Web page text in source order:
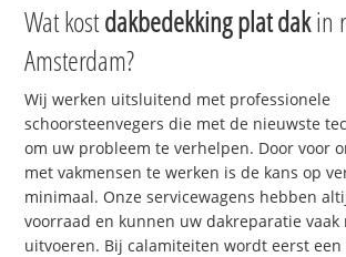
Wat kostdakbedekking plat dakin
Amsterdam?
Wij werken uitsluitend met professionele
schoorsteenvegers die met de nieuwste
om uw probleem te verhelpen. Door voor
met vakmensen te werken is de kans op
minimaal. Onze servicewagens hebben
voorraad en kunnen uw dakreparatie vaak
uitvoeren. Bij calamiteiten wordt eerst